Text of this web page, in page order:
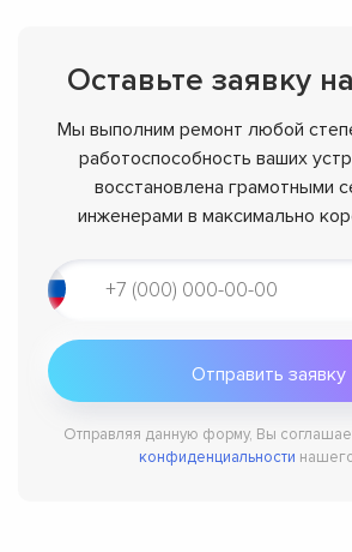
Оставьте заявку
Мы выполним ремонт любой
работоспособность ваших
восстановлена грамотными
инженерами в максимально
Отправляя данную форму, Вы
конфиденциальности